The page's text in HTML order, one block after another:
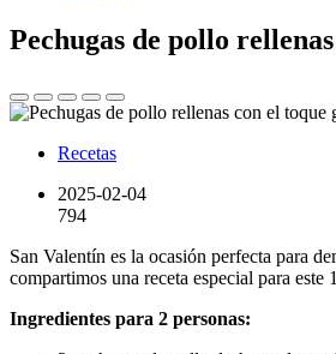
Pechugas de pollo
Recetas
2025-02-04
794
San Valentín es la ocasión perfecta para
compartimos una receta especial para
Ingredientes para 2 personas: